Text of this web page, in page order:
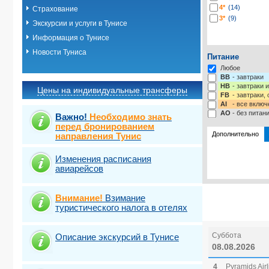
Страхование
Экскурсии и услуги в Тунисе
Информация о Тунисе
Новости Туниса
Цены на индивидуальные трансферы
Важно! Необходимо знать
перед бронированием
направления Тунис
Изменения расписания
авиарейсов
Внимание! Взимание
туристического налога в отелях
Описание экскурсий в Тунисе
4* (14)
3* (9)
Питание
Любое
BB - завтраки
HB - завтраки
FB -
AI
- все
AO - без
Дополнительно
Суббота
08.08.2026
4 Pyramids